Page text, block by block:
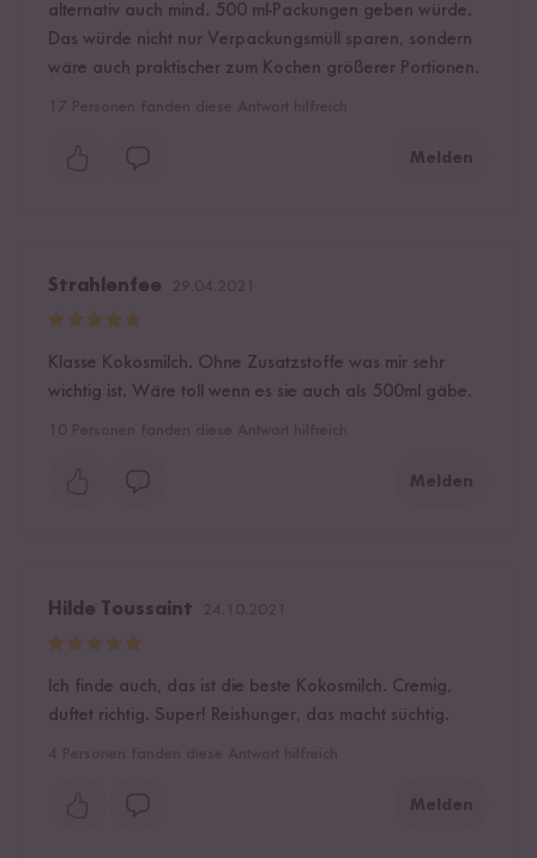
alternativ auch mind. 500 ml-Packungen geben würde.
Das würde nicht nur Verpackungsmüll sparen, sondern
wäre auch praktischer zum Kochen größerer Portionen.
Melden
Strahlenfee
Klasse Kokosmilch. Ohne Zusatzstoffe was mir sehr
wichtig ist. Wäre toll wenn es sie auch als 500ml gäbe.
Melden
Hilde Toussaint
Ich finde auch, das ist die beste Kokosmilch. Cremig,
duftet richtig. Super! Reishunger, das macht süchtig.
Melden